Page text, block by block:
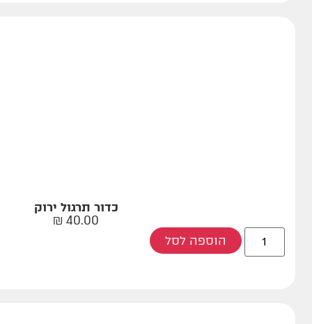
כדור תרגול ירוק
40.00
₪
הוספה לסל